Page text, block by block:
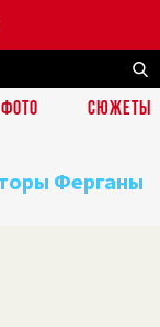
ФОТО СЮЖЕТЫ
Ферганы